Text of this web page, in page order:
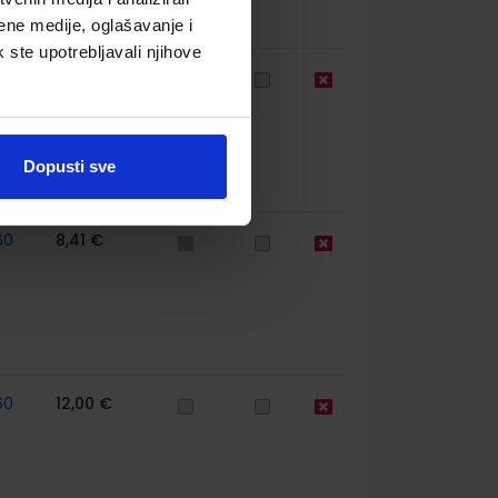
medije, oglašavanje i
ste upotrebljavali njihove
Dopusti sve
8,41 €
12,00 €